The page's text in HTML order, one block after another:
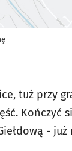
tuż przy
Kończyć
- już